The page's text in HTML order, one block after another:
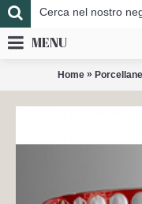
MENU
Home » Porcellane